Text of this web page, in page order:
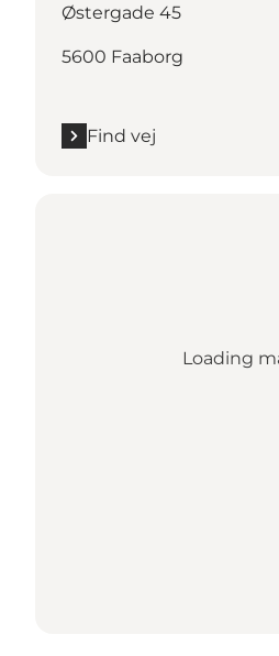
Østergade 45
5600 Faaborg
Find vej
Loading